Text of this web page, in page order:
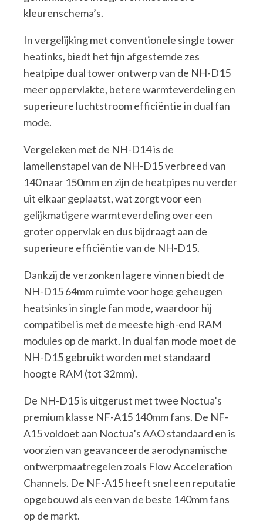
kleurenschema’s.
In vergelijking met conventionele single tower
heatinks, biedt het fijn afgestemde zes
heatpipe dual tower ontwerp van de NH-D15
meer oppervlakte, betere warmteverdeling en
superieure luchtstroom efficiëntie in dual fan
mode.
Vergeleken met de NH-D14 is de
lamellenstapel van de NH-D15 verbreed van
140 naar 150mm en zijn de heatpipes nu verder
uit elkaar geplaatst, wat zorgt voor een
gelijkmatigere warmteverdeling over een
groter oppervlak en dus bijdraagt aan de
superieure efficiëntie van de NH-D15.
Dankzij de verzonken lagere vinnen biedt de
NH-D15 64mm ruimte voor hoge geheugen
heatsinks in single fan mode, waardoor hij
compatibel is met de meeste high-end RAM
modules op de markt. In dual fan mode moet de
NH-D15 gebruikt worden met standaard
hoogte RAM (tot 32mm).
De NH-D15 is uitgerust met twee Noctua’s
premium klasse NF-A15 140mm fans. De NF-
A15 voldoet aan Noctua’s AAO standaard en is
voorzien van geavanceerde aerodynamische
ontwerpmaatregelen zoals Flow Acceleration
Channels. De NF-A15 heeft snel een reputatie
opgebouwd als een van de beste 140mm fans
op de markt.